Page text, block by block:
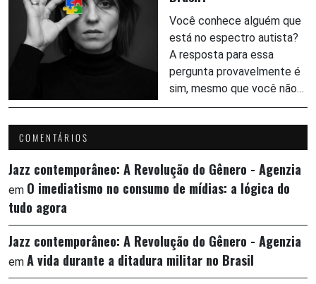
Você conhece alguém que
está no espectro autista?
A resposta para essa
pergunta provavelmente é
sim, mesmo que você não…
COMENTÁRIOS
Jazz contemporâneo: A Revolução do Gênero - Agenzia
em O imediatismo no consumo de mídias: a lógica do
tudo agora
Jazz contemporâneo: A Revolução do Gênero - Agenzia
em A vida durante a ditadura militar no Brasil